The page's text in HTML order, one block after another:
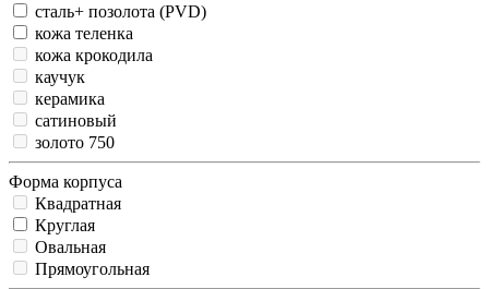
сталь+ позолота (PVD)
кожа теленка
кожа крокодила
каучук
керамика
сатиновый
золото 750
Форма корпуса
Квадратная
Круглая
Овальная
Прямоугольная